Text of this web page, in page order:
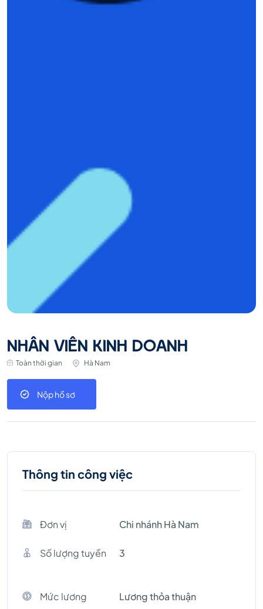
NHÂN VIÊN KINH DOANH
Toàn thời gian Hà Nam
Nộp hồ sơ
Thông tin công việc
Đơn vị Chi nhánh Hà Nam
Số lượng tuyền 3
Mức lương Lương thỏa thuận